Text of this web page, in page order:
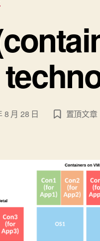
8 月 28 日 置頂文章